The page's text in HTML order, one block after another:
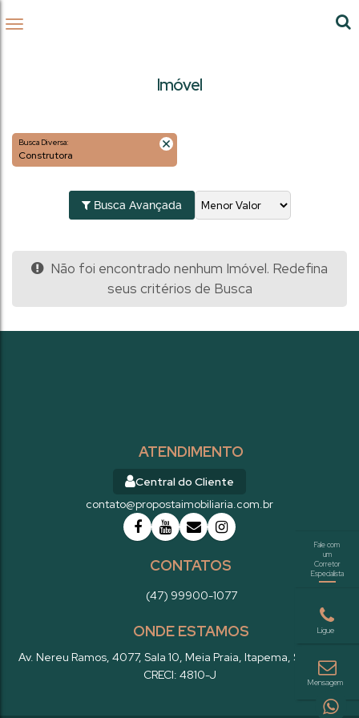
Imóvel
Busca Diversa:
Construtora
Busca Avançada
Não foi encontrado nenhum Imóvel. Redefina
seus critérios de Busca
ATENDIMENTO
Central do Cliente
contato@propostaimobiliaria.com.br
CONTATOS
(47) 99900-1077
ONDE ESTAMOS
Av. Nereu Ramos, 4077, Sala 10, Meia Praia, Itapema, SC
Brasil
CRECI: 4810-J